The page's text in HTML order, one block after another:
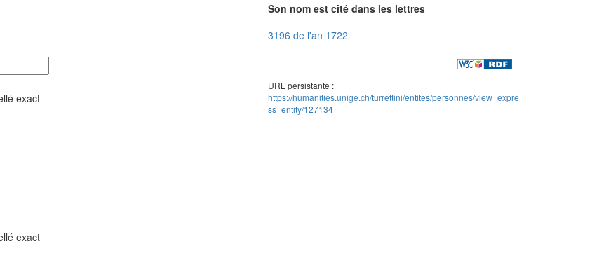
exact
exact
Son nom est cité dans les lettres
3196 de l'an 1722
URL persistante :
https://humanities.unige.ch/turrettini/entites/personnes/view_expre
ss_entity/127134